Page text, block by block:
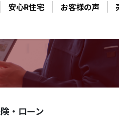
安心R住宅 お客様の声
・ローン